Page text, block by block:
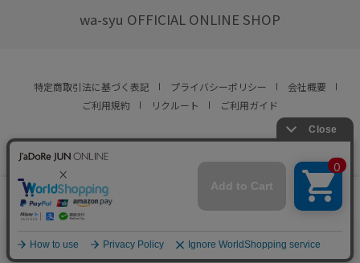
お気に入り
0
カート
wa-syu OFFICIAL ONLINE SHOP
特定商取引法に基づく表記 プライバシーポリシー
会社概要
ご利用規約
リクルート ご利用ガイド
© JUN CO.,LTD. ALL RIGHTS RESERVED.
店舗在庫
をみる
この商品は現在販売しておりません